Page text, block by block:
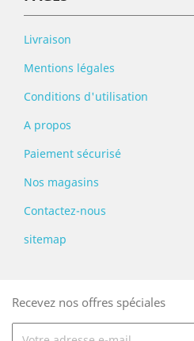
Livraison
Mentions légales
Conditions d'utilisation
A propos
Paiement sécurisé
Nos magasins
Contactez-nous
sitemap
Recevez nos offres spéciales